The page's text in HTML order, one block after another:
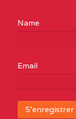
Name
Email